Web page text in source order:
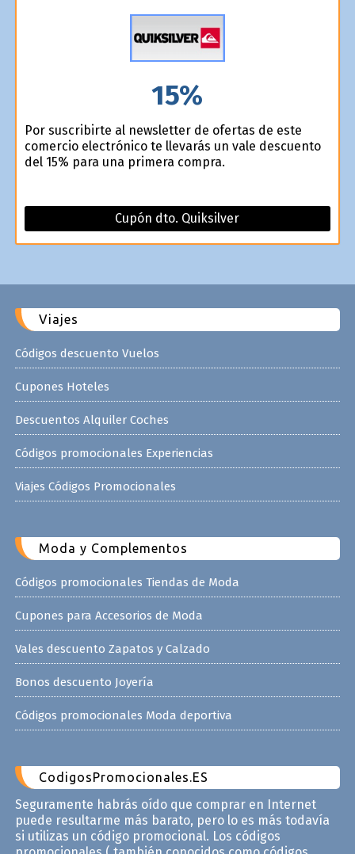
15%
Por suscribirte al newsletter de ofertas de este
comercio electrónico te llevarás un vale descuento
del 15% para una primera compra.
Cupón dto. Quiksilver
Viajes
Códigos descuento Vuelos
Cupones Hoteles
Descuentos Alquiler Coches
Códigos promocionales Experiencias
Viajes Códigos Promocionales
Moda y Complementos
Códigos promocionales Tiendas de Moda
Cupones para Accesorios de Moda
Vales descuento Zapatos y Calzado
Bonos descuento Joyería
Códigos promocionales Moda deportiva
CodigosPromocionales.ES
Seguramente habrás oído que comprar en Internet
puede resultarme más barato, pero lo es más todavía
si utilizas un código promocional. Los códigos